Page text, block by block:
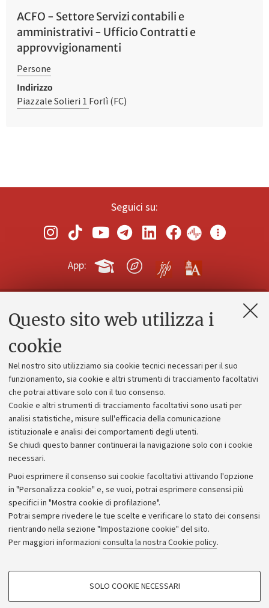
Questo sito web utilizza i
cookie
Nel nostro sito utilizziamo sia cookie tecnici necessari per il suo
funzionamento, sia cookie e altri strumenti di tracciamento facoltativi
che potrai attivare solo con il tuo consenso.
Cookie e altri strumenti di tracciamento facoltativi sono usati per
analisi statistiche, misure sull'efficacia della comunicazione
istituzionale e analisi dei comportamenti degli utenti.
Se chiudi questo banner continuerai la navigazione solo con i cookie
necessari.
Puoi esprimere il consenso sui cookie facoltativi attivando l'opzione
in "Personalizza cookie" e, se vuoi, potrai esprimere consensi più
specifici in "Mostra cookie di profilazione".
Potrai sempre rivedere le tue scelte e verificare lo stato dei consensi
rientrando nella sezione "Impostazione cookie" del sito.
Per maggiori informazioni consulta la nostra Cookie policy.
COOKIE DI PROFILAZIONE - FACOLTATIVI
SOLO COOKIE NECESSARI
ACFO - Settore Servizi contabili e
amministrativi - Ufficio Contratti e
approvvigionamenti
Persone
Indirizzo
Piazzale Solieri 1 Forlì (FC)
Seguici su:
App:
Contatti e PEC
Alumni community
Piano strategico
Bilanci
Donazioni e 5x1000
Bandi, gare e concorsi
Albo online
Amministrazione trasparente
Atti di notifica
Informazioni sul sito e accessibilità
Dichiarazione di accessibilità
Privacy e note legali